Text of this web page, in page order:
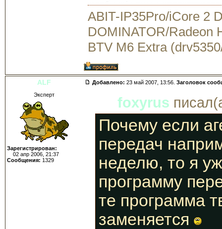
ABIT-IP35Pro/iCore 2
DOMINATOR/Radeon
BTV M6 Extra
ALF Добавлено: 23 май 2007, 13:56. Заголовок
Эксперт
Зарегистрирован:
02 апр 2006, 21:37
Сообщения: 1329
foxyrus
Почему если
передач
неделю, то я
программу
те программа
заменяется